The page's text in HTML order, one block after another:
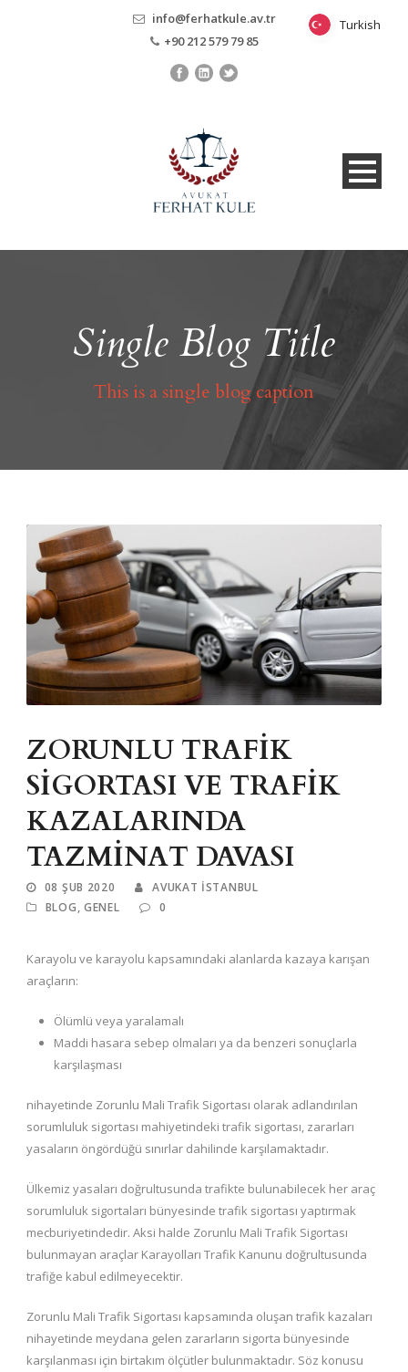
info@ferhatkule.av.tr
+90 212 579 79 85
Single Blog Title
This is a single blog caption
ZORUNLU TRAFİK
SİGORTASI VE TRAFİK
KAZALARINDA
TAZMİNAT DAVASI
08 ŞUB 2020
AVUKAT ISTANBUL
BLOG, GENEL 0
Karayolu ve karayolu kapsamındaki alanlarda kazaya karışan
araçların:
Ölümlü veya yaralamalı
Maddi hasara sebep olmaları ya da benzeri sonuçlarla
karşılaşması
nihayetinde Zorunlu Mali Trafik Sigortası olarak adlandırılan
sorumluluk sigortası mahiyetindeki trafik sigortası, zararları
yasaların öngördüğü sınırlar dahilinde karşılamaktadır.
Ülkemiz yasaları doğrultusunda trafikte bulunabilecek her araç
sorumluluk sigortaları bünyesinde trafik sigortası yaptırmak
mecburiyetindedir. Aksi halde Zorunlu Mali Trafik Sigortası
bulunmayan araçlar Karayolları Trafik Kanunu doğrultusunda
trafiğe kabul edilmeyecektir.
Zorunlu Mali Trafik Sigortası kapsamında oluşan trafik kazaları
nihayetinde meydana gelen zararların sigorta bünyesinde
karşılanması için birtakım ölçütler bulunmaktadır. Söz konusu
Turkish
Turkish